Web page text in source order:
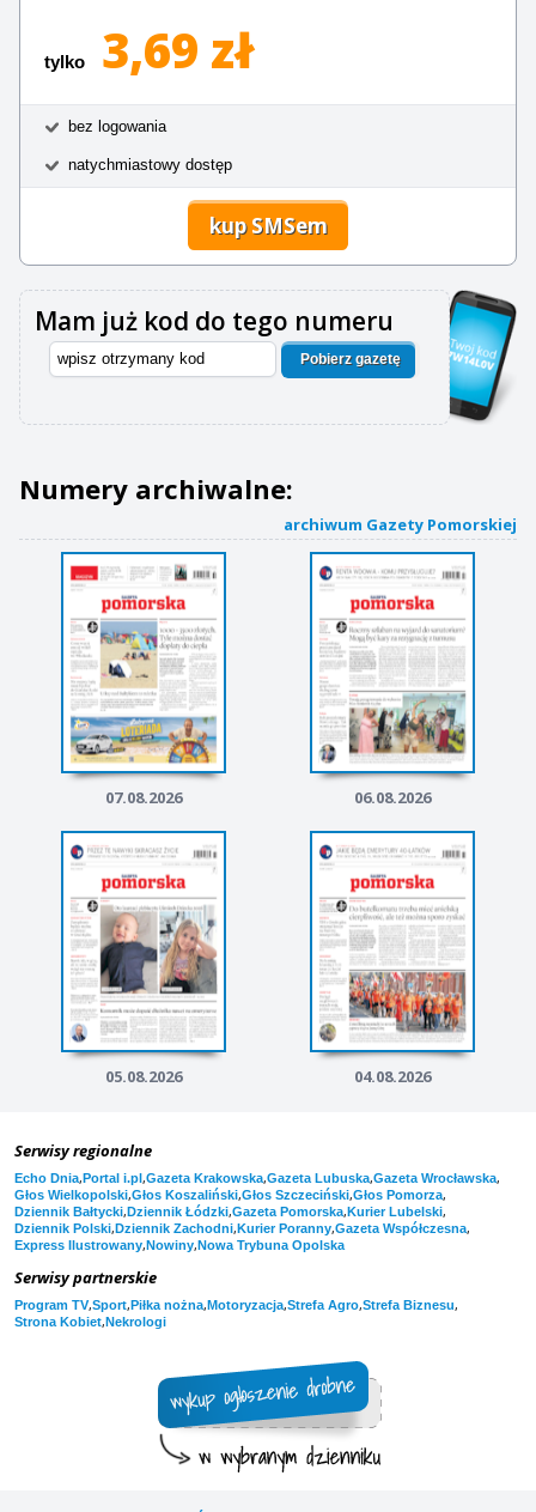
tylko 3,69 zł
bez logowania
natychmiastowy dostęp
kup SMSem
Mam już kod do tego numeru
Pobierz gazetę
Numery archiwalne:
archiwum Gazety Pomorskiej
07.08.2026 06.08.2026
05.08.2026 04.08.2026
Serwisy regionalne
Echo Dnia,Portal i.pl,Gazeta Krakowska,Gazeta Lubuska,Gazeta Wrocławska,
Głos Wielkopolski,Głos Koszaliński,Głos Szczeciński,Głos Pomorza,
Dziennik Bałtycki,Dziennik Łódzki,Gazeta Pomorska,Kurier Lubelski,
Dziennik Polski,Dziennik Zachodni,Kurier Poranny,Gazeta Współczesna,
Express Ilustrowany,Nowiny,Nowa Trybuna Opolska
Serwisy partnerskie
Program TV,Sport,Piłka nożna,Motoryzacja,Strefa Agro,Strefa Biznesu,
Strona Kobiet,Nekrologi